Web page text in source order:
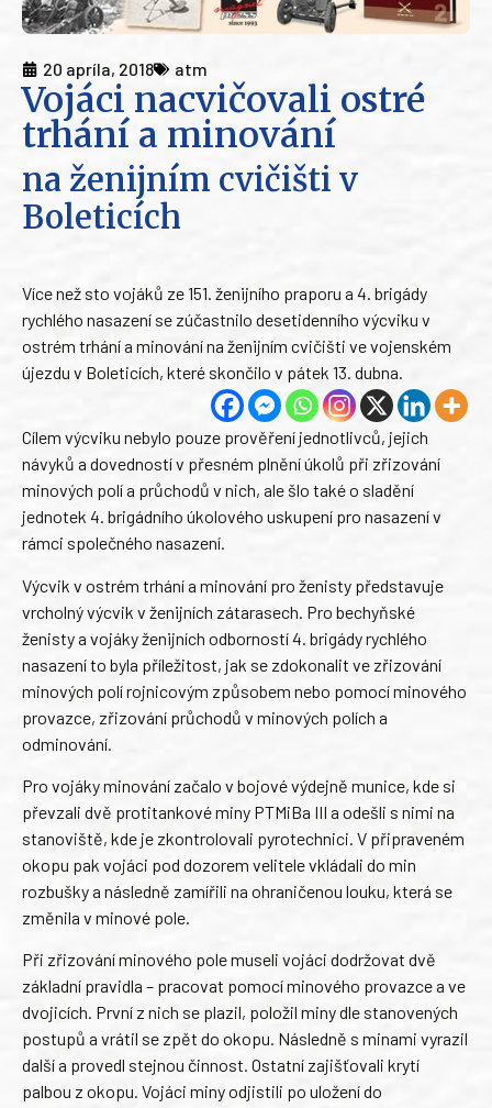
20 apríla, 2018 atm
Vojáci nacvičovali ostré
trhání a minování
na ženijním cvičišti v
Boleticích
Více než sto vojáků ze 151. ženijního praporu a 4. brigády
rychlého nasazení se zúčastnilo desetidenního výcviku v
ostrém trhání a minování na ženijním cvičišti ve vojenském
újezdu v Boleticích, které skončilo v pátek 13. dubna.
Cílem výcviku nebylo pouze prověření jednotlivců, jejich
návyků a dovedností v přesném plnění úkolů při zřizování
minových polí a průchodů v nich, ale šlo také o sladění
jednotek 4. brigádního úkolového uskupení pro nasazení v
rámci společného nasazení.
Výcvik v ostrém trhání a minování pro ženisty představuje
vrcholný výcvik v ženijních zátarasech. Pro bechyňské
ženisty a vojáky ženijních odborností 4. brigády rychlého
nasazení to byla příležitost, jak se zdokonalit ve zřizování
minových polí rojnicovým způsobem nebo pomocí minového
provazce, zřizování průchodů v minových polích a
odminování.
Pro vojáky minování začalo v bojové výdejně munice, kde si
převzali dvě protitankové miny PTMiBa III a odešli s nimi na
stanoviště, kde je zkontrolovali pyrotechnici. V připraveném
okopu pak vojáci pod dozorem velitele vkládali do min
rozbušky a následně zamířili na ohraničenou louku, která se
změnila v minové pole.
Při zřizování minového pole museli vojáci dodržovat dvě
základní pravidla – pracovat pomocí minového provazce a ve
dvojicích. První z nich se plazil, položil miny dle stanovených
postupů a vrátil se zpět do okopu. Následně s minami vyrazil
další a provedl stejnou činnost. Ostatní zajišťovali krytí
palbou z okopu. Vojáci miny odjistili po uložení do